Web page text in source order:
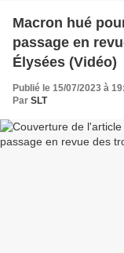
Macron hué
passage en
Élysées (Vidéo)
Publié le 15/07/2023 à
Par SLT